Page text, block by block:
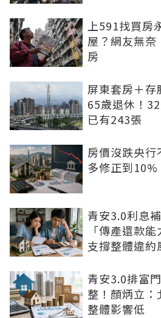
上591找買房
屋？網友無奈
房
屏東套房＋
65歲退休！
已有243張
房價沒跌央行
多修正到
青安3.0利息
「傳產還款
支撐整體違約
青安3.0排富
整！顏炳立
整體影響低